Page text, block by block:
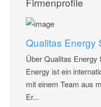
Qualitas Energy
Über Qualitas
Energy ist ein
mit einem Team aus
Er...